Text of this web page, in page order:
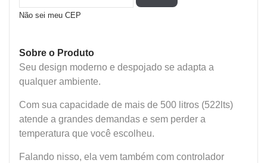
Não sei meu CEP
Sobre o Produto
Seu design moderno e despojado se adapta a
qualquer ambiente.
Com sua capacidade de mais de 500 litros (522lts)
atende a grandes demandas e sem perder a
temperatura que você escolheu.
Falando nisso, ela vem também com controlador